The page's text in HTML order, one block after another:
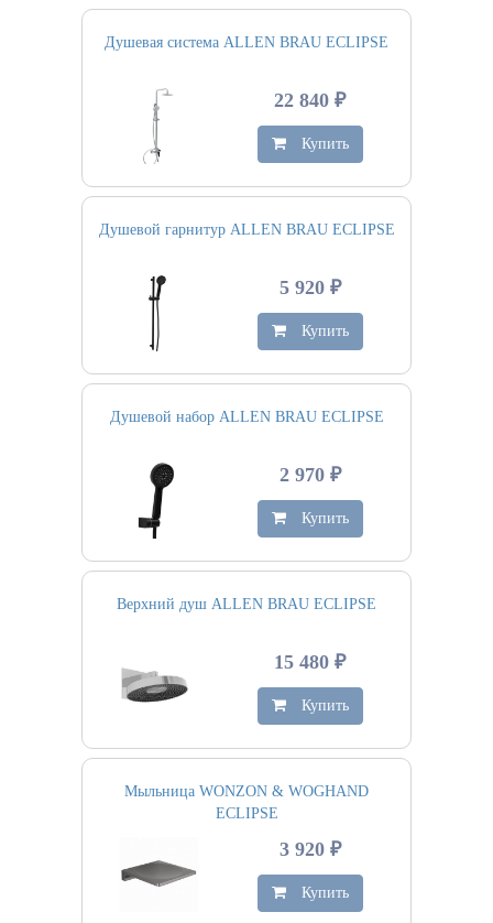
Душевая система ALLEN BRAU ECLIPSE
22 840 ₽
Купить
Душевой гарнитур ALLEN BRAU ECLIPSE
5 920 ₽
Купить
Душевой набор ALLEN BRAU ECLIPSE
2 970 ₽
Купить
Верхний душ ALLEN BRAU ECLIPSE
15 480 ₽
Купить
Мыльница WONZON & WOGHAND
ECLIPSE
3 920 ₽
Купить